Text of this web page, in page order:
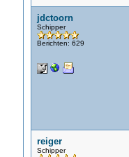
jdctoorn
Schipper
Berichten: 629
reiger
Schipper